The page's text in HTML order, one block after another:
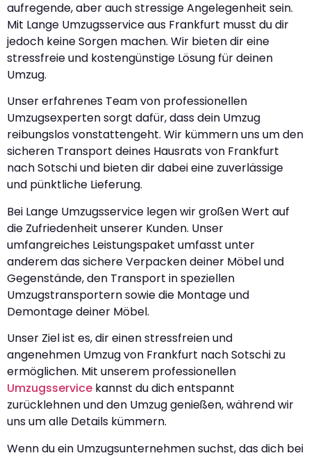
aufregende, aber auch stressige Angelegenheit sein.
Mit Lange Umzugsservice aus Frankfurt musst du dir
jedoch keine Sorgen machen. Wir bieten dir eine
stressfreie und kostengünstige Lösung für deinen
Umzug.
Unser erfahrenes Team von professionellen
Umzugsexperten sorgt dafür, dass dein Umzug
reibungslos vonstattengeht. Wir kümmern uns um den
sicheren Transport deines Hausrats von Frankfurt
nach Sotschi und bieten dir dabei eine zuverlässige
und pünktliche Lieferung.
Bei Lange Umzugsservice legen wir großen Wert auf
die Zufriedenheit unserer Kunden. Unser
umfangreiches Leistungspaket umfasst unter
anderem das sichere Verpacken deiner Möbel und
Gegenstände, den Transport in speziellen
Umzugstransportern sowie die Montage und
Demontage deiner Möbel.
Unser Ziel ist es, dir einen stressfreien und
angenehmen Umzug von Frankfurt nach Sotschi zu
ermöglichen. Mit unserem professionellen
Umzugsservice kannst du dich entspannt
zurücklehnen und den Umzug genießen, während wir
uns um alle Details kümmern.
Wenn du ein Umzugsunternehmen suchst, das dich bei